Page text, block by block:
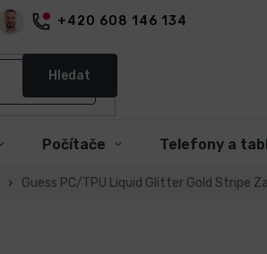
+420 608 146 134
Hledat
Počítače Telefony a
Guess PC/TPU Liquid Glitter Gold Stripe